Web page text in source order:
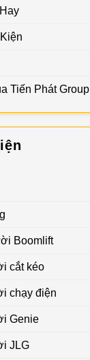
Tiến Phát Group
Boomlift
cắt kéo
chạy điện
Genie
JLG